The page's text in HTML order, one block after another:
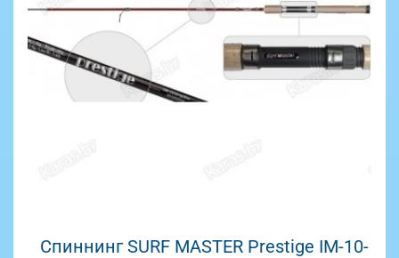
Спиннинг SURF MASTER Prestige IM-10-